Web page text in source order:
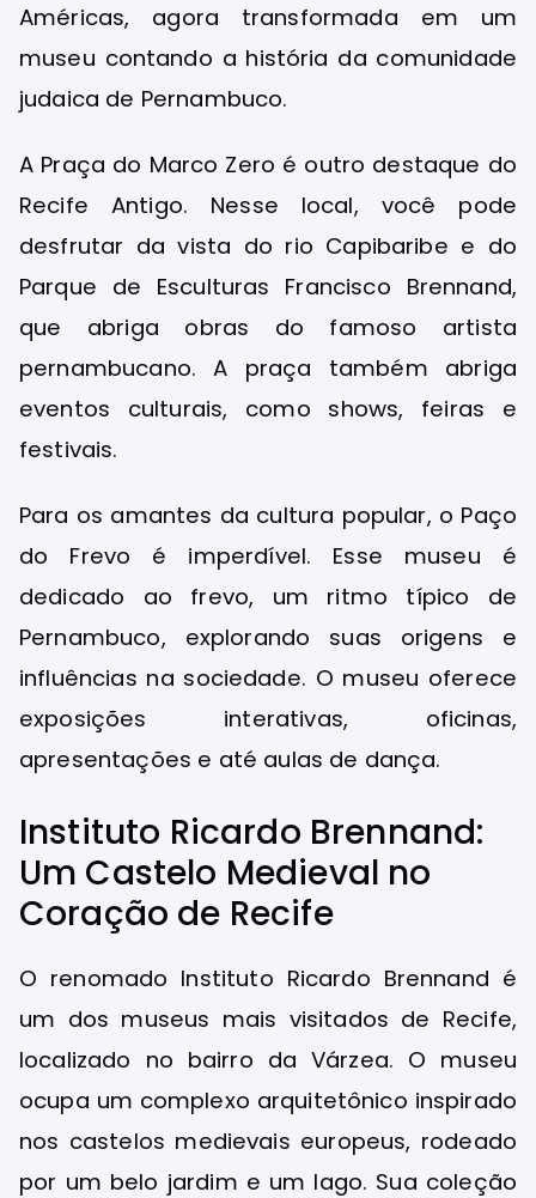
Américas, agora transformada em um
museu contando a história da comunidade
judaica de Pernambuco.
A Praça do Marco Zero é outro destaque do
Recife Antigo. Nesse local, você pode
desfrutar da vista do rio Capibaribe e do
Parque de Esculturas Francisco Brennand,
que abriga obras do famoso artista
pernambucano. A praça também abriga
eventos culturais, como shows, feiras e
festivais.
Para os amantes da cultura popular, o Paço
do Frevo é imperdível. Esse museu é
dedicado ao frevo, um ritmo típico de
Pernambuco, explorando suas origens e
influências na sociedade. O museu oferece
exposições interativas, oficinas,
apresentações e até aulas de dança.
Instituto Ricardo Brennand:
Um Castelo Medieval no
Coração de Recife
O renomado Instituto Ricardo Brennand é
um dos museus mais visitados de Recife,
localizado no bairro da Várzea. O museu
ocupa um complexo arquitetônico inspirado
nos castelos medievais europeus, rodeado
por um belo jardim e um lago. Sua coleção